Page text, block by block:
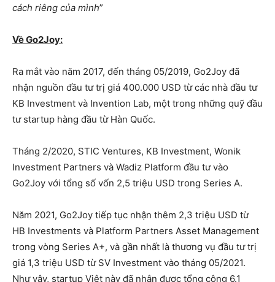
cách riêng của mình”
Về Go2Joy:
Ra mắt vào năm 2017, đến tháng 05/2019, Go2Joy đã
nhận nguồn đầu tư trị giá 400.000 USD từ các nhà đầu tư
KB Investment và Invention Lab, một trong những quỹ đầu
tư startup hàng đầu từ Hàn Quốc.
Tháng 2/2020, STIC Ventures, KB Investment, Wonik
Investment Partners và Wadiz Platform đầu tư vào
Go2Joy với tổng số vốn 2,5 triệu USD trong Series A.
Năm 2021, Go2Joy tiếp tục nhận thêm 2,3 triệu USD từ
HB Investments và Platform Partners Asset Management
trong vòng Series A+, và gần nhất là thương vụ đầu tư trị
giá 1,3 triệu USD từ SV Investment vào tháng 05/2021.
Như vậy, startup Việt này đã nhận được tổng cộng 6.1